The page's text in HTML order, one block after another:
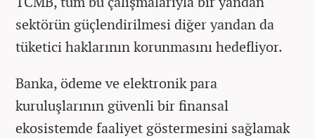
sektörün güçlendirilmesi diğer yandan da
tüketici haklarının korunmasını hedefliyor.
Banka, ödeme ve elektronik para
kuruluşlarının güvenli bir finansal
ekosistemde faaliyet göstermesini sağlamak